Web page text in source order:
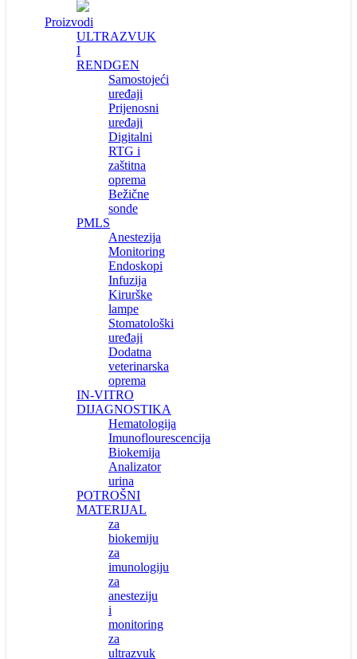
Proizvodi
ULTRAZVUK
I
RENDGEN
Samostojeći
uređaji
Prijenosni
uređaji
Digitalni
RTG i
zaštitna
oprema
Bežične
sonde
PMLS
Anestezija
Monitoring
Endoskopi
Infuzija
Kirurške
lampe
Stomatološki
uređaji
Dodatna
veterinarska
oprema
IN-VITRO
DIJAGNOSTIKA
Hematologija
Imunoflourescencija
Biokemija
Analizator
urina
POTROŠNI
MATERIJAL
za
biokemiju
za
imunologiju
za
anesteziju
i
monitoring
za
ultrazvuk